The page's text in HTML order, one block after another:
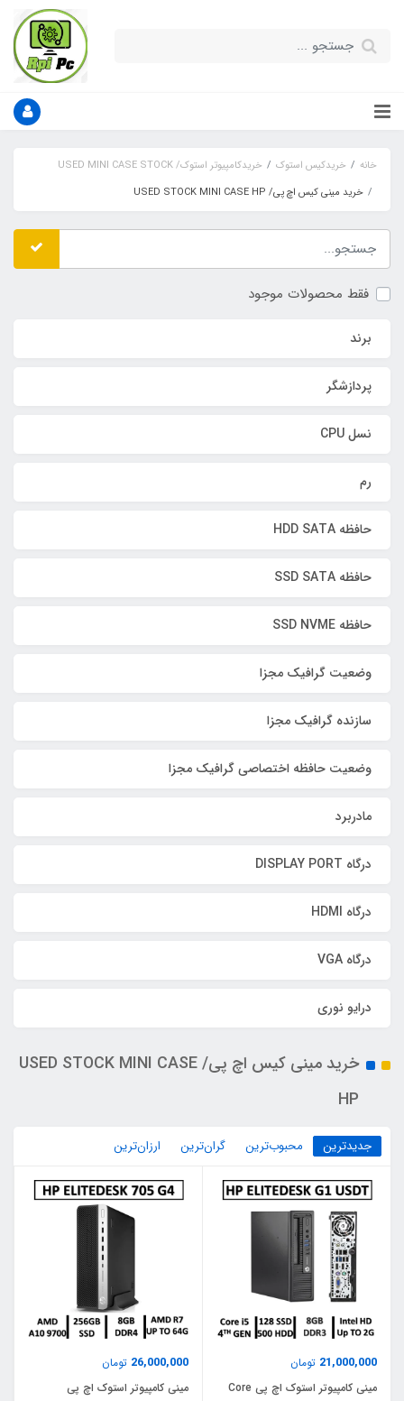
خانه خریدکیس استوک
خریدکامپیوتر استوک/ USED MINI CASE STOCK
خرید مینی کیس اچ پی/ USED STOCK MINI CASE HP
فقط محصولات موجود
برند
پردازشگر
نسل CPU
رم
حافظه HDD SATA
حافظه SSD SATA
حافظه SSD NVME
وضعیت گرافیک مجزا
سازنده گرافیک مجزا
وضعیت حافظه اختصاصی گرافیک مجزا
مادربرد
درگاه DISPLAY PORT
درگاه HDMI
درگاه VGA
درایو نوری
خرید مینی کیس اچ پی/ USED STOCK MINI CASE
HP
جدیدترین محبوب‌ترین گران‌ترین ارزان‌ترین
21,000,000 تومان
مینی کامپیوتر استوک اچ پی Core
26,000,000 تومان
مینی کامپیوتر استوک اچ پی